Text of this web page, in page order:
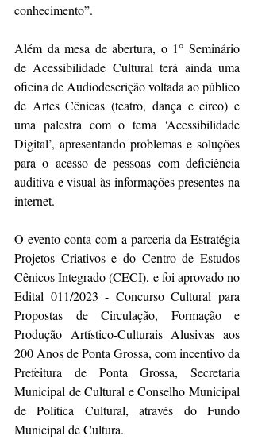
conhecimento”.
Além da mesa de abertura, o 1° Seminário
de Acessibilidade Cultural terá ainda uma
oficina de Audiodescrição voltada ao público
de Artes Cênicas (teatro, dança e circo) e
uma palestra com o tema ‘Acessibilidade
Digital’, apresentando problemas e soluções
para o acesso de pessoas com deficiência
auditiva e visual às informações presentes na
internet.
O evento conta com a parceria da Estratégia
Projetos Criativos e do Centro de Estudos
Cênicos Integrado (CECI), e foi aprovado no
Edital 011/2023 - Concurso Cultural para
Propostas de Circulação, Formação e
Produção Artístico-Culturais Alusivas aos
200 Anos de Ponta Grossa, com incentivo da
Prefeitura de Ponta Grossa, Secretaria
Municipal de Cultural e Conselho Municipal
de Política Cultural, através do Fundo
Municipal de Cultura.